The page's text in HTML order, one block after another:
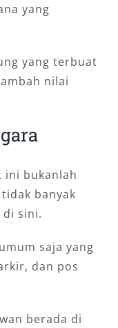
yang
yang terbuat
nilai
ini bukanlah
banyak
di sini.
saja yang
dan pos
berada di